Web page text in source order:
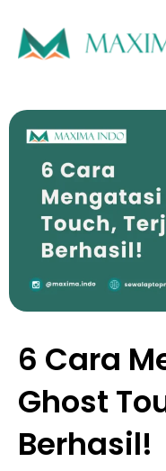
6 Cara
Ghost
Berhasil!